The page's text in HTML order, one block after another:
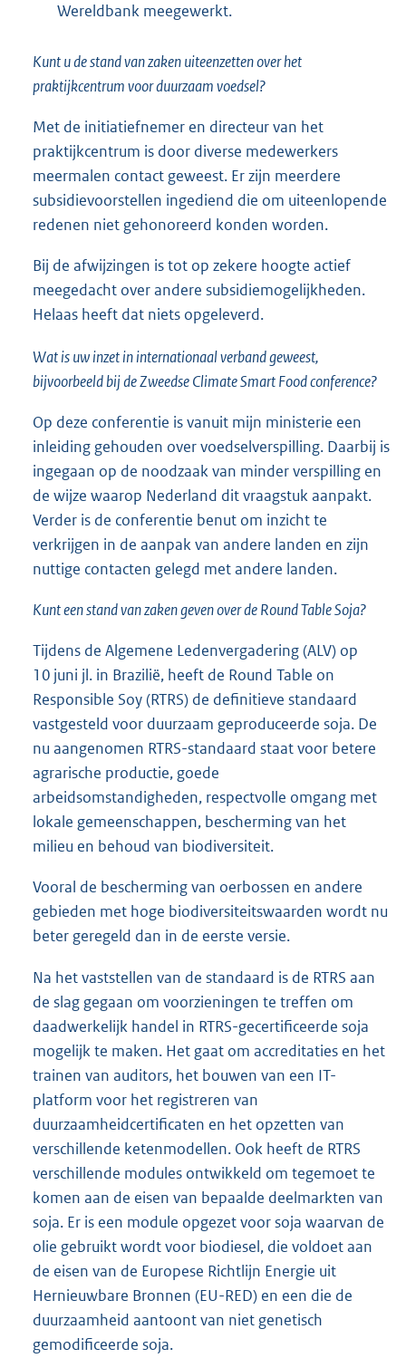
Wereldbank meegewerkt.
Kunt u de stand van zaken uiteenzetten over het
praktijkcentrum voor duurzaam voedsel?
Met de initiatiefnemer en directeur van het
praktijkcentrum is door diverse medewerkers
meermalen contact geweest. Er zijn meerdere
subsidievoorstellen ingediend die om uiteenlopende
redenen niet gehonoreerd konden worden.
Bij de afwijzingen is tot op zekere hoogte actief
meegedacht over andere subsidiemogelijkheden.
Helaas heeft dat niets opgeleverd.
Wat is uw inzet in internationaal verband geweest,
bijvoorbeeld bij de Zweedse Climate Smart Food conference?
Op deze conferentie is vanuit mijn ministerie een
inleiding gehouden over voedselverspilling. Daarbij is
ingegaan op de noodzaak van minder verspilling en
de wijze waarop Nederland dit vraagstuk aanpakt.
Verder is de conferentie benut om inzicht te
verkrijgen in de aanpak van andere landen en zijn
nuttige contacten gelegd met andere landen.
Kunt een stand van zaken geven over de Round Table Soja?
Tijdens de Algemene Ledenvergadering (ALV) op
10 juni jl. in Brazilië, heeft de Round Table on
Responsible Soy (RTRS) de definitieve standaard
vastgesteld voor duurzaam geproduceerde soja. De
nu aangenomen RTRS-standaard staat voor betere
agrarische productie, goede
arbeidsomstandigheden, respectvolle omgang met
lokale gemeenschappen, bescherming van het
milieu en behoud van biodiversiteit.
Vooral de bescherming van oerbossen en andere
gebieden met hoge biodiversiteitswaarden wordt nu
beter geregeld dan in de eerste versie.
Na het vaststellen van de standaard is de RTRS aan
de slag gegaan om voorzieningen te treffen om
daadwerkelijk handel in RTRS-gecertificeerde soja
mogelijk te maken. Het gaat om accreditaties en het
trainen van auditors, het bouwen van een IT-
platform voor het registreren van
duurzaamheidcertificaten en het opzetten van
verschillende ketenmodellen. Ook heeft de RTRS
verschillende modules ontwikkeld om tegemoet te
komen aan de eisen van bepaalde deelmarkten van
soja. Er is een module opgezet voor soja waarvan de
olie gebruikt wordt voor biodiesel, die voldoet aan
de eisen van de Europese Richtlijn Energie uit
Hernieuwbare Bronnen (EU-RED) en een die de
duurzaamheid aantoont van niet genetisch
gemodificeerde soja.